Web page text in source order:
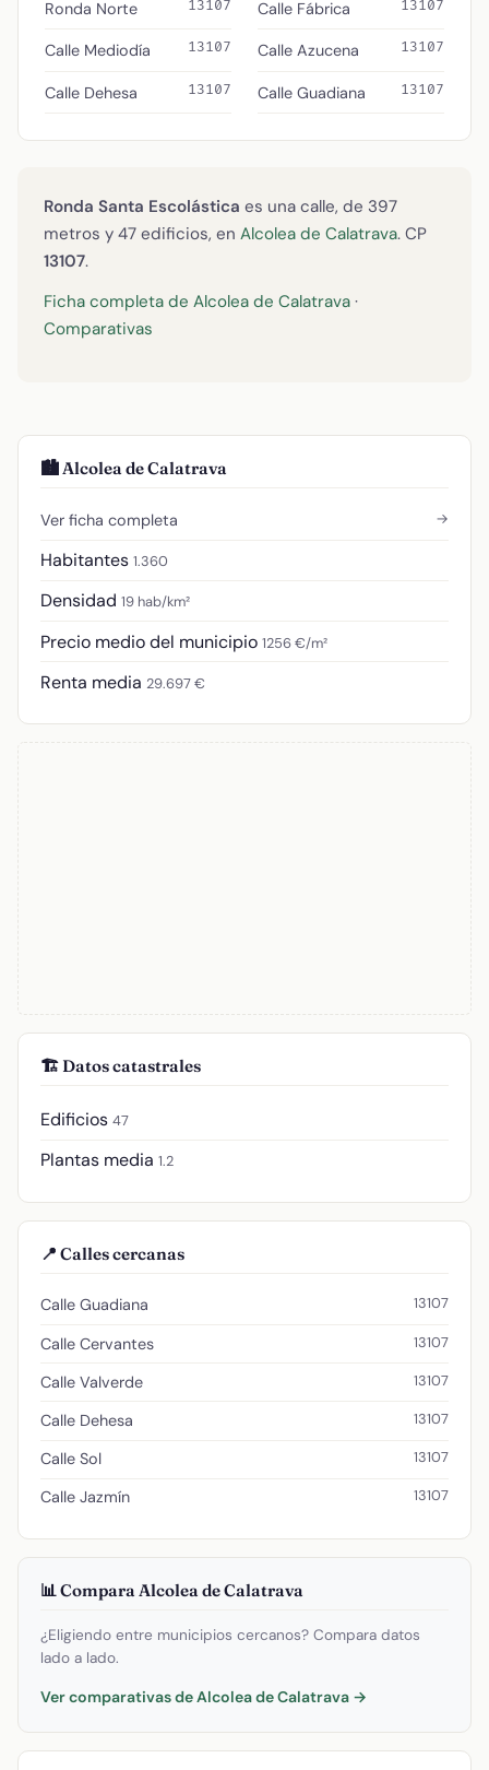
Ronda Norte 13107
Calle Mediodía 13107
Calle Dehesa 13107
Calle Fábrica 13107
Calle Azucena 13107
Calle Guadiana 13107
Ronda Santa Escolástica es una calle, de 397
metros y 47 edificios, en Alcolea de Calatrava. CP
13107.
Ficha completa de Alcolea de Calatrava ·
Comparativas
🏙️ Alcolea de Calatrava
Ver ficha completa →
Habitantes 1.360
Densidad 19 hab/km²
Precio medio del municipio 1256 €/m²
Renta media 29.697 €
🏗️ Datos catastrales
Edificios 47
Plantas media 1.2
📍 Calles cercanas
Calle Guadiana 13107
Calle Cervantes 13107
Calle Valverde 13107
Calle Dehesa 13107
Calle Sol 13107
Calle Jazmín 13107
📊 Compara Alcolea de Calatrava
¿Eligiendo entre municipios cercanos? Compara datos
lado a lado.
Ver comparativas de Alcolea de Calatrava →